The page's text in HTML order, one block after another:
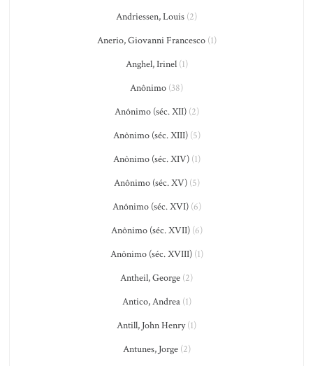
Andriessen, Louis (2)
Anerio, Giovanni Francesco(1)
Anghel, Irinel(1)
Anônimo (38)
Anônimo (séc. XII)(2)
Anônimo (séc. XIII)(5)
Anônimo (séc. XIV)(1)
Anônimo (séc. XV)(5)
Anônimo (séc. XVI)(6)
Anônimo (séc. XVII)(6)
Anônimo (séc. XVIII)(1)
Antheil, George (2)
Antico, Andrea(1)
Antill, John Henry(1)
Antunes, Jorge(2)